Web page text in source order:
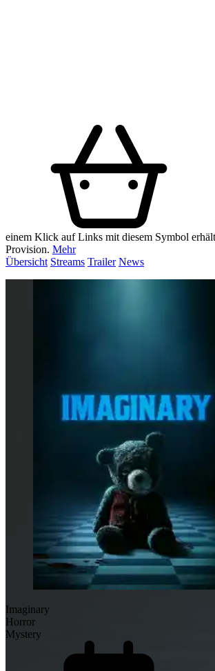
einem Klick auf Links mit diesem Symbol
Provision. Mehr
Übersicht Streams Trailer News
Imaginary
Horror
Mystery